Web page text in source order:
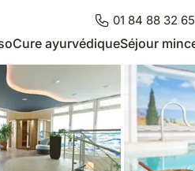
01 84 88 32 65
Cure ayurvédiqueSéjour